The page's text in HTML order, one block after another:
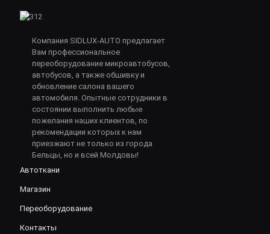
Компания SIDLUX-AUTO предлагает
Вам профессиональное
переоборудование микроавтобусов,
автобусов, а также обшивку и
обновление салона вашего
автомобиля. Опытные сотрудники в
состоянии выполнить любые
пожелания наших клиентов, по
рекомендации которых к нам
приезжают не только из города
Бельцы, но и всей Молдовы!
Автоткани
Магазин
Переоборудование
Контакты